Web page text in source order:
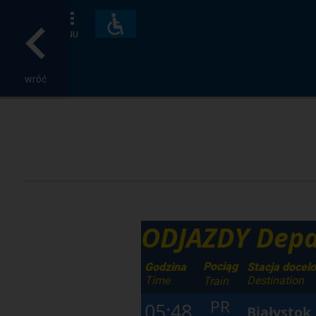
wróć
MENU
Dostępność
i
ODJAZDY
Godzina
Time
Pociąg
Train
Stacja
Destination
PR